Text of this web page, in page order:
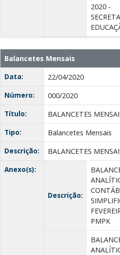
2020 -
Balancetes Mensais
Data:
22/04/2020
Número:
000/2020
Título:
BALANCETES
Tipo:
Balancetes Mensais
Descrição:
BALANCETES
Anexo(s):
Descrição:
PMPK